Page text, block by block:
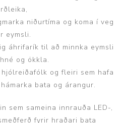
niðurtíma og koma í veg
eymsli.
áhrifarík til að minnka eymsli
og ökkla.
og fleiri sem hafa
bata og árangur.
sem sameina innrauða LED-,
fyrir hraðari bata